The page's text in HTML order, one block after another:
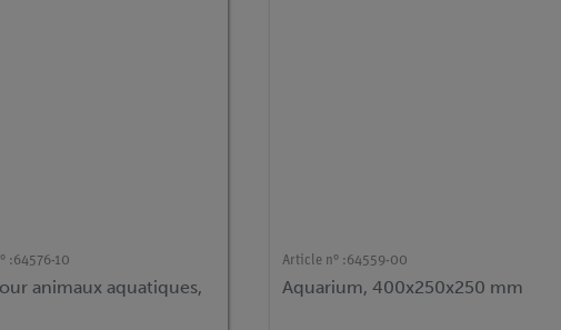
:64576-10
animaux aquatiques,
Article n° :64559-00
Aquarium, 400x250x250 mm